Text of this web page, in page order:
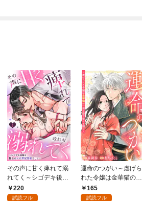
その声に甘く痺れて溺
れてく～シゴデキ後輩
は推しのメロ声配信者
でした～: 1
220
試読フル
運命のつがい～虐げら
れた令嬢は金華猫の一
途な愛で幸せを掴む～:
1
165
試読フル